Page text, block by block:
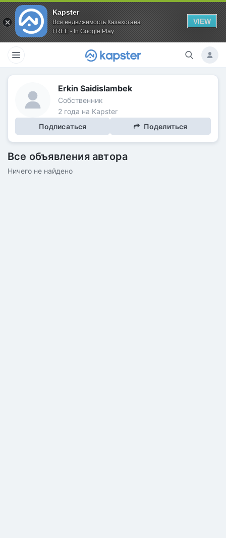
Kapster
Вся недвижимость Казахстана
FREE - In Google Play
VIEW
Erkin Saidislambek
Собственник
2 года на Kapster
Подписаться
Поделиться
Все объявления автора
Ничего не найдено